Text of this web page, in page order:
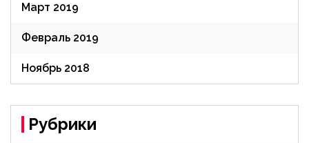
Март 2019
Февраль 2019
Ноябрь 2018
Рубрики